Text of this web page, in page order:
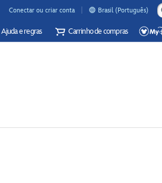
Conectar ou criar conta Brasil (Português)
Ajuda e regras Carrinho de compras